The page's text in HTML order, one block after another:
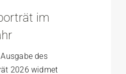
im
des
2026 widmet